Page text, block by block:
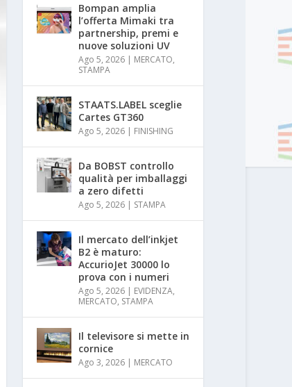
Bompan amplia
l’offerta Mimaki tra
partnership, premi e
nuove soluzioni UV
Ago 5, 2026 | MERCATO,
STAMPA
STAATS.LABEL sceglie
Cartes GT360
Ago 5, 2026 | FINISHING
Da BOBST controllo
qualità per imballaggi
a zero difetti
Ago 5, 2026 | STAMPA
Il mercato dell’inkjet
B2 è maturo:
AccurioJet 30000 lo
prova con i numeri
Ago 5, 2026 | EVIDENZA,
MERCATO, STAMPA
Il televisore si mette in
cornice
Ago 3, 2026 | MERCATO